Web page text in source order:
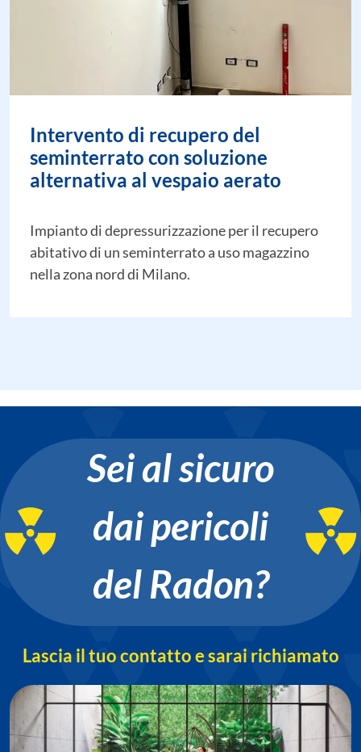
Intervento di recupero del
seminterrato con soluzione
alternativa al vespaio aerato
Impianto di depressurizzazione per il recupero
abitativo di un seminterrato a uso magazzino
nella zona nord di Milano.
Sei al sicuro
dai pericoli
del Radon?
Lascia il tuo contatto e sarai richiamato